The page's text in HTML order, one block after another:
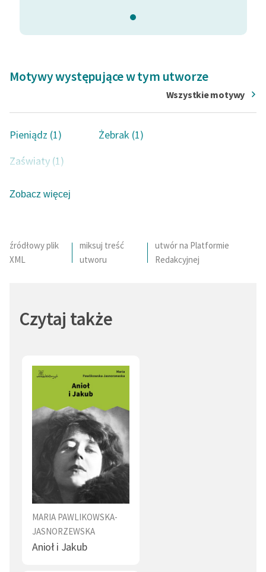
Motywy występujące w tym utworze
Wszystkie motywy
Pieniądz (1)
Żebrak (1)
Zaświaty (1)
Zobacz więcej
źródłowy plik
XML
miksuj treść
utworu
utwór na Platformie
Redakcyjnej
Czytaj także
MARIA PAWLIKOWSKA-
JASNORZEWSKA
Anioł i Jakub